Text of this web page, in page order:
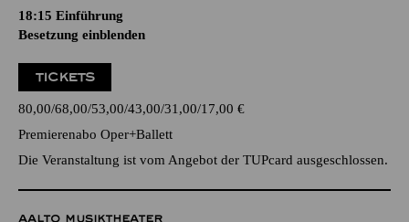
18:15 Einführung
Besetzung einblenden
TICKETS
80,00 68,00 53,00 43,00 31,00 17,00 €
Premierenabo Oper+Ballett
Die Veranstaltung ist vom Angebot der TUPcard ausgeschlossen.
AALTO MUSIKTHEATER